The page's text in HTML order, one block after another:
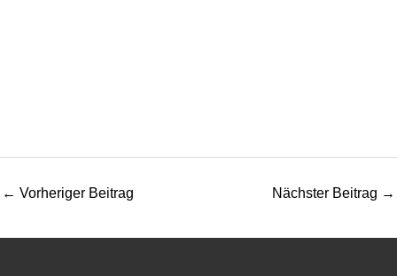
← Vorheriger Beitrag Nächster Beitrag →